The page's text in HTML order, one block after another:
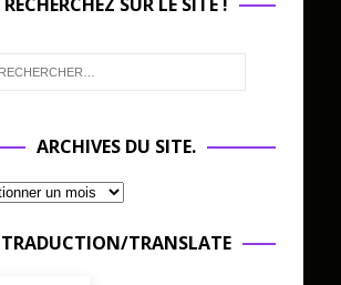
ARCHIVES DU SITE.
TRADUCTION/TRANSLATE